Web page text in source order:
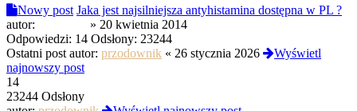
Nowy post Jaka jest najsilniejsza antyhistamina dostępna w PL ?
autor:
» 20 kwietnia 2014
Odpowiedzi: 14 Odsłony: 23244
Ostatni post autor: przodownik « 26 stycznia 2026
Wyświetl
najnowszy post
14
23244 Odsłony